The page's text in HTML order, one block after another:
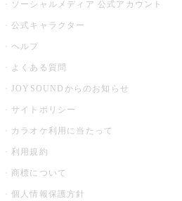
ソーシャルメディア 公式アカウント
公式キャラクター
ヘルプ
よくある質問
JOYSOUNDからのお知らせ
サイトポリシー
カラオケ利用に当たって
利用規約
商標について
個人情報保護方針